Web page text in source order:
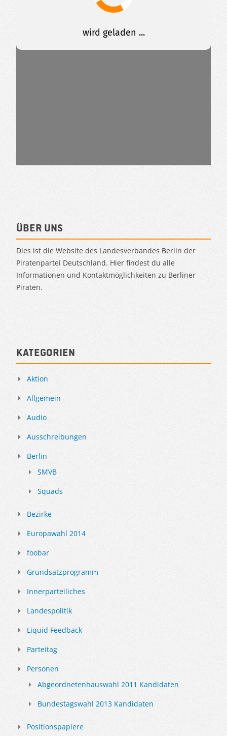
Über uns
Dies ist die Website des Landesverbandes Berlin der
Piratenpartei Deutschland. Hier findest du alle
Informationen und Kontaktmöglichkeiten zu Berliner
Piraten.
Kategorien
Aktion
Allgemein
Audio
Ausschreibungen
Berlin
SMVB
Squads
Bezirke
Europawahl 2014
foobar
Grundsatzprogramm
Innerparteiliches
Landespolitik
Liquid Feedback
Parteitag
Personen
Abgeordnetenhauswahl 2011 Kandidaten
Bundestagswahl 2013 Kandidaten
Positionspapiere